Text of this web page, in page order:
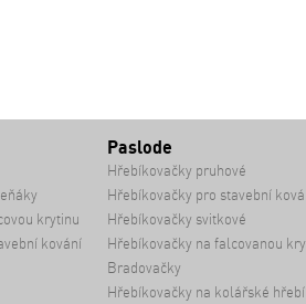
krytinu
kování
Paslode
Hřebíkovačky pruhové
Hřebíkovačky pro stavební
Hřebíkovačky svitkové
Hřebíkovačky na falcovanou
Bradovačky
Hřebíkovačky na kolářské